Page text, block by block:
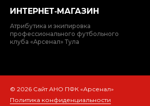
ИНТЕРНЕТ‑МАГАЗИН
Атрибутика и экипировка
профессионального футбольного
клуба «Арсенал» Тула
© 2026 Сайт АНО ПФК «Арсенал»
Политика конфиденциальности